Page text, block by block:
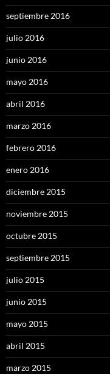
septiembre 2016
julio 2016
junio 2016
mayo 2016
abril 2016
marzo 2016
febrero 2016
enero 2016
diciembre 2015
noviembre 2015
octubre 2015
septiembre 2015
julio 2015
junio 2015
mayo 2015
abril 2015
marzo 2015